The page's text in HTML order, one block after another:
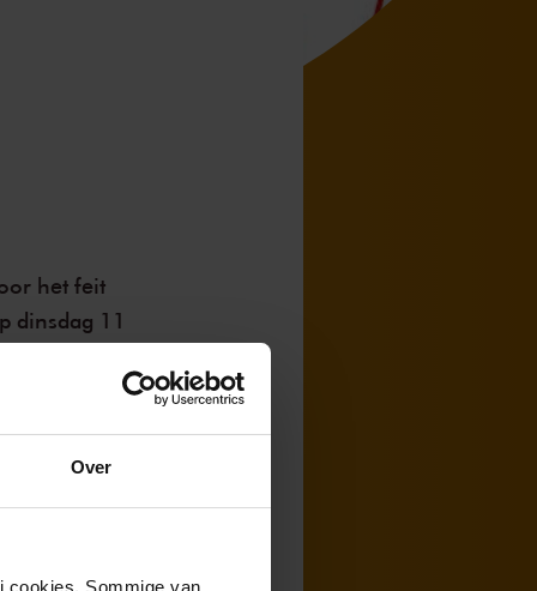
Over
het feit
dinsdag 11
dat het vijf
en wel alle
nu op